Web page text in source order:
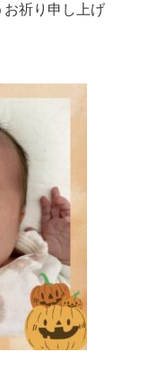
祈り申し上げ